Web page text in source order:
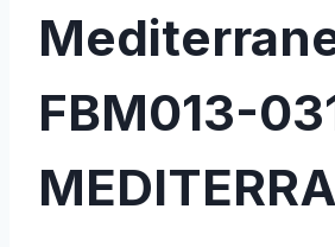
FBM013-